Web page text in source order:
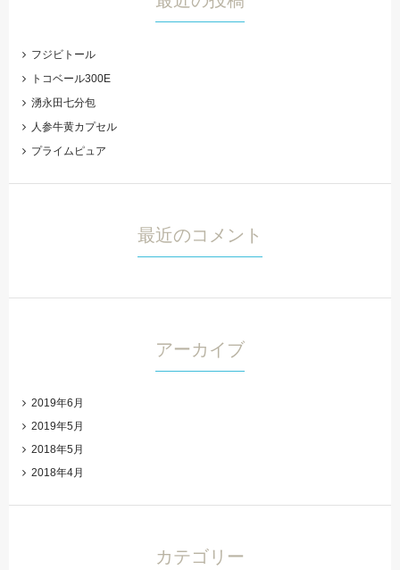
フジビトール
トコベール300E
湧永田七分包
人参牛黄カプセル
プライムピュア
最近のコメント
アーカイブ
2019年6月
2019年5月
2018年5月
2018年4月
カテゴリー